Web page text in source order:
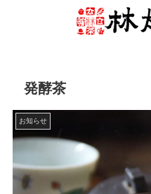
発酵茶
お知らせ